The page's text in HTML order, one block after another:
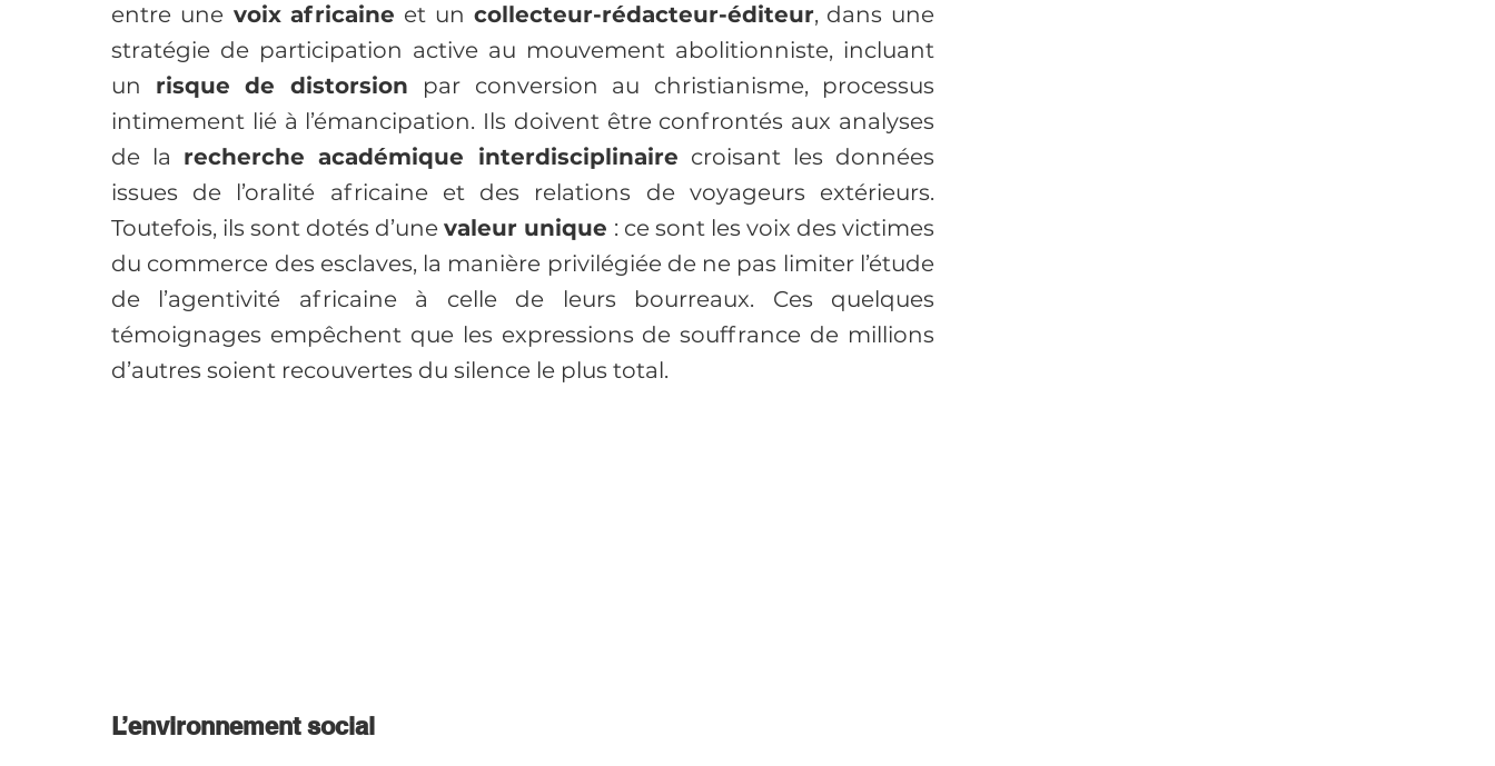
entre une voix africaine et un collecteur-rédacteur-éditeur, dans une
stratégie de participation active au mouvement abolitionniste, incluant
un risque de distorsion par conversion au christianisme, processus
intimement lié à l’émancipation. Ils doivent être confrontés aux analyses
de la recherche académique interdisciplinaire croisant les données
issues de l’oralité africaine et des relations de voyageurs extérieurs.
Toutefois, ils sont dotés d’une valeur unique : ce sont les voix des victimes
du commerce des esclaves, la manière privilégiée de ne pas limiter l’étude
de l’agentivité africaine à celle de leurs bourreaux. Ces quelques
témoignages empêchent que les expressions de souffrance de millions
d’autres soient recouvertes du silence le plus total.
L’environnement social